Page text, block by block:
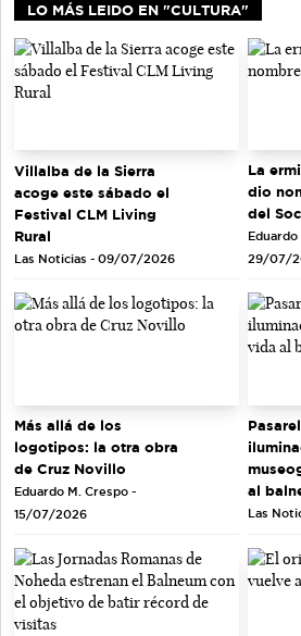
LO MÁS LEIDO EN "CULTURA"
Villalba de la Sierra
acoge este sábado el
Festival CLM Living
Rural
Las Noticias - 09/07/2026
La
dio
del
Eduardo
29/07/
Más allá de los
logotipos: la otra obra
de Cruz Novillo
Eduardo M. Crespo -
15/07/2026
al
Las